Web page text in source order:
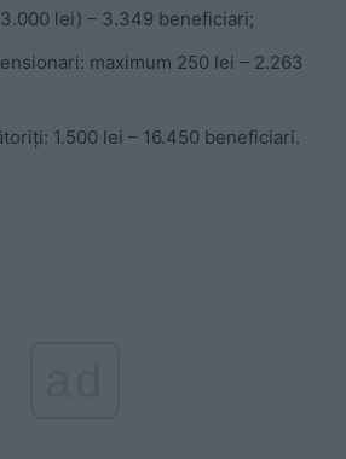
lei) – 3.349 beneficiari;
maximum 250 lei – 2.263
1.500 lei – 16.450 beneficiari.